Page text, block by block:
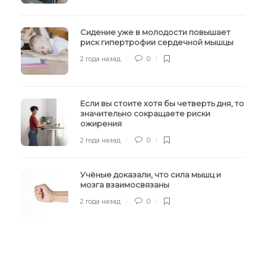
Сидение уже в молодости повышает
риск гипертрофии сердечной мышцы
2 года назад 0
Если вы стоите хотя бы четверть дня, то
значительно сокращаете риски
ожирения
2 года назад 0
Учёные доказали, что сила мышц и
мозга взаимосвязаны
2 года назад 0